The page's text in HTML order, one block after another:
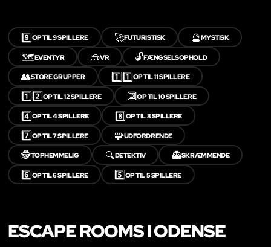
9️⃣OP TIL 9 SPILLERE 🚀FUTURISTISK 🔮MYSTISK
🗺️EVENTYR 🥽VR 🔓FÆNGSELSOPHOLD
👥STORE GRUPPER 1️⃣1️⃣OP TIL 11 SPILLERE
1️⃣2️⃣OP TIL 12 SPILLERE 🔟OP TIL 10 SPILLERE
4️⃣OP TIL 4 SPILLERE 8️⃣OP TIL 8 SPILLERE
7️⃣OP TIL 7 SPILLERE 🧩UDFORDRENDE
🕵️TOPHEMMELIG 🔍DETEKTIV 👻SKRÆMMENDE
6️⃣OP TIL 6 SPILLERE 5️⃣OP TIL 5 SPILLERE
ESCAPE ROOMS I ODENSE